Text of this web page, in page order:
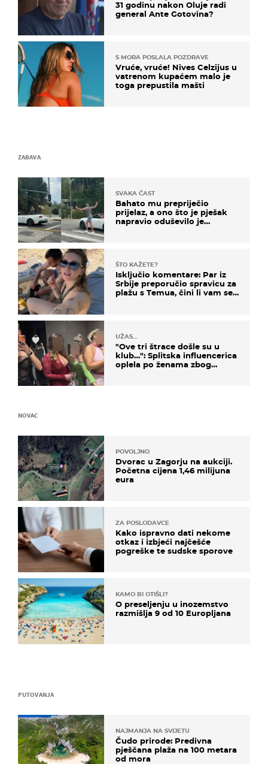
31 godinu nakon Oluje radi
general Ante Gotovina?
S MORA POSLALA POZDRAVE
Vruće, vruće! Nives Celzijus u
vatrenom kupaćem malo je
toga prepustila mašti
ZABAVA
SVAKA ČAST
Bahato mu prepriječio
prijelaz, a ono što je pješak
napravio oduševilo je
ŠTO KAŽETE?
Isključio komentare: Par iz
Srbije preporučio spravicu za
plažu s Temua, čini li vam se
UŽAS…
"Ove tri štrace došle su u
klub…": Splitska influencerica
oplela po ženama zbog
PUTOVANJA
NAJMANJA NA SVIJETU
Čudo prirode: Predivna
pješčana plaža na 100 metara
od mora
NOVAC
POVOLJNO
Dvorac u Zagorju na aukciji.
Početna cijena 1,46 milijuna
eura
ZA POSLODAVCE
Kako ispravno dati nekome
otkaz i izbjeći najčešće
pogreške te sudske sporove
KAMO BI OTIŠLI?
O preseljenju u inozemstvo
razmišlja 9 od 10 Europljana